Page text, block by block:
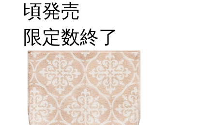
頃発売
限定数終了